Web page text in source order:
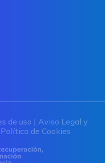
de uso | Aviso Legal y
Política de Cookies